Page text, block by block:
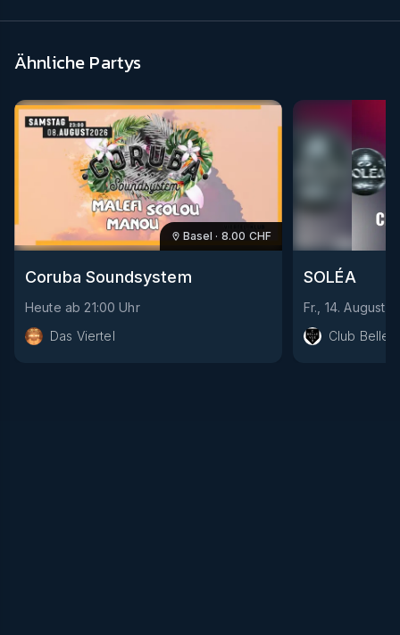
Ähnliche Partys
Basel · 8.00 CHF
Coruba Soundsystem
Heute ab 21:00 Uhr
Das Viertel
SOLÉA
Fr., 14. August
Club